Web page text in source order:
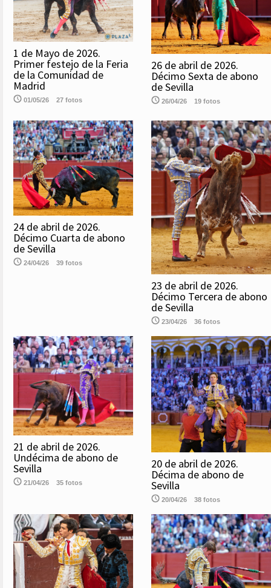
1 de Mayo de 2026.
Primer festejo de la Feria
de la Comunidad de
Madrid
01/05/26 27 fotos
26 de abril de 2026.
Décimo Sexta de abono
de Sevilla
26/04/26 19 fotos
24 de abril de 2026.
Décimo Cuarta de abono
de Sevilla
24/04/26 39 fotos
23 de abril de 2026.
Décimo Tercera de abono
de Sevilla
23/04/26 36 fotos
21 de abril de 2026.
Undécima de abono de
Sevilla
21/04/26 35 fotos
20 de abril de 2026.
Décima de abono de
Sevilla
20/04/26 38 fotos